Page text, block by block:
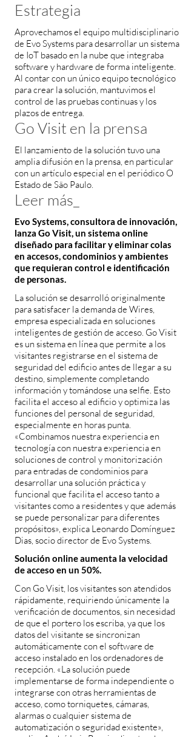
Estrategia
Aprovechamos el equipo multidisciplinario
de Evo Systems para desarrollar un sistema
de IoT basado en la nube que integraba
software y hardware de forma inteligente.
Al contar con un único equipo tecnológico
para crear la solución, mantuvimos el
control de las pruebas continuas y los
plazos de entrega.
Go Visit en la prensa
El lanzamiento de la solución tuvo una
amplia difusión en la prensa, en particular
con un artículo especial en el periódico O
Estado de São Paulo.
Leer más_
Evo Systems, consultora de innovación,
lanza Go Visit, un sistema online
diseñado para facilitar y eliminar colas
en accesos, condominios y ambientes
que requieran control e identificación
de personas.
La solución se desarrolló originalmente
para satisfacer la demanda de Wires,
empresa especializada en soluciones
inteligentes de gestión de acceso. Go Visit
es un sistema en línea que permite a los
visitantes registrarse en el sistema de
seguridad del edificio antes de llegar a su
destino, simplemente completando
información y tomándose una selfie. Esto
facilita el acceso al edificio y optimiza las
funciones del personal de seguridad,
especialmente en horas punta.
«Combinamos nuestra experiencia en
tecnología con nuestra experiencia en
soluciones de control y monitorización
para entradas de condominios para
desarrollar una solución práctica y
funcional que facilita el acceso tanto a
visitantes como a residentes y que además
se puede personalizar para diferentes
propósitos», explica Leonardo Domínguez
Dias, socio director de Evo Systems.
Solución online aumenta la velocidad
de acceso en un 50%.
Con Go Visit, los visitantes son atendidos
rápidamente, requiriendo únicamente la
verificación de documentos, sin necesidad
de que el portero los escriba, ya que los
datos del visitante se sincronizan
automáticamente con el software de
acceso instalado en los ordenadores de
recepción. «La solución puede
implementarse de forma independiente o
integrarse con otras herramientas de
acceso, como torniquetes, cámaras,
alarmas o cualquier sistema de
automatización o seguridad existente»,